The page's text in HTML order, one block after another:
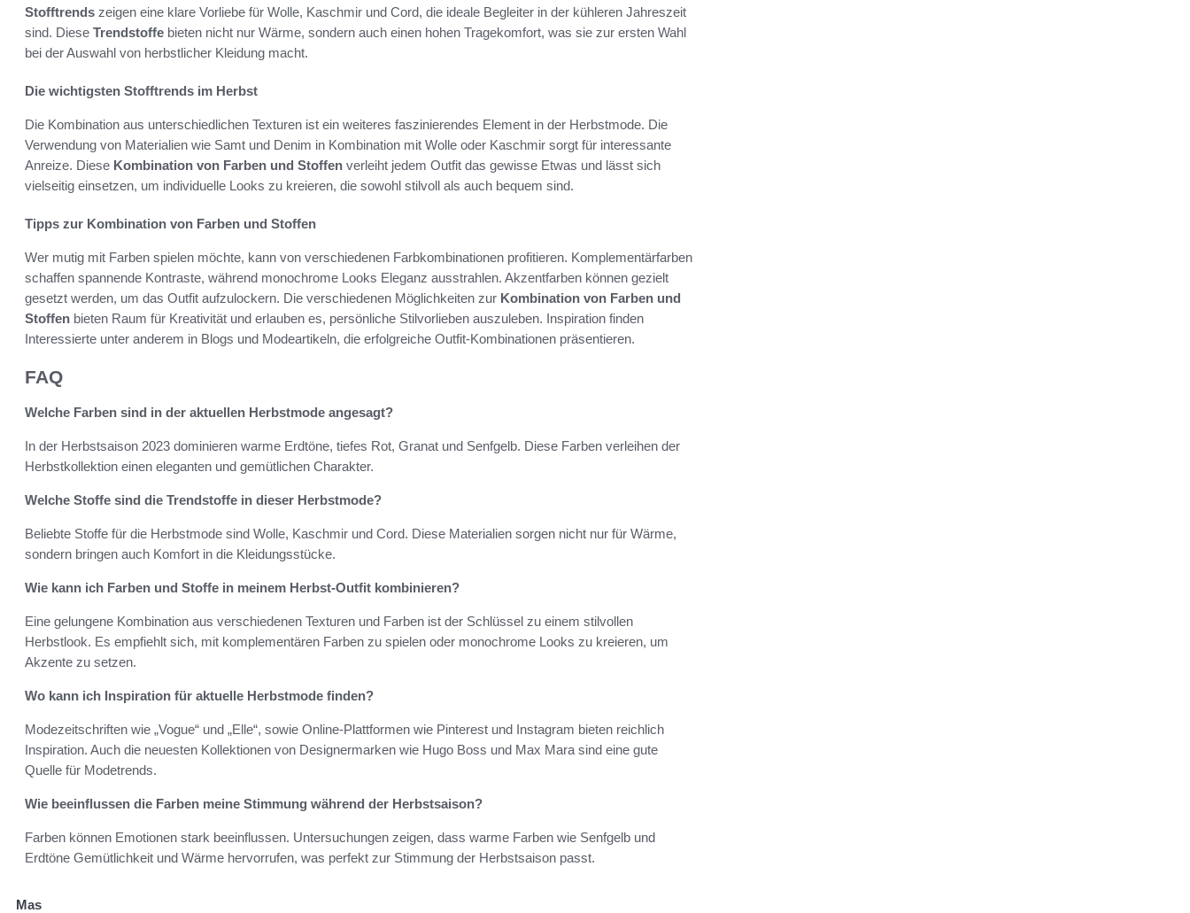
Stofftrends zeigen eine klare Vorliebe für Wolle, Kaschmir und Cord, die ideale Begleiter in der kühleren Jahreszeit
sind. Diese Trendstoffe bieten nicht nur Wärme, sondern auch einen hohen Tragekomfort, was sie zur ersten Wahl
bei der Auswahl von herbstlicher Kleidung macht.
Die wichtigsten Stofftrends im Herbst
Die Kombination aus unterschiedlichen Texturen ist ein weiteres faszinierendes Element in der Herbstmode. Die
Verwendung von Materialien wie Samt und Denim in Kombination mit Wolle oder Kaschmir sorgt für interessante
Anreize. Diese Kombination von Farben und Stoffen verleiht jedem Outfit das gewisse Etwas und lässt sich
vielseitig einsetzen, um individuelle Looks zu kreieren, die sowohl stilvoll als auch bequem sind.
Tipps zur Kombination von Farben und Stoffen
Wer mutig mit Farben spielen möchte, kann von verschiedenen Farbkombinationen profitieren. Komplementärfarben
schaffen spannende Kontraste, während monochrome Looks Eleganz ausstrahlen. Akzentfarben können gezielt
gesetzt werden, um das Outfit aufzulockern. Die verschiedenen Möglichkeiten zur Kombination von Farben und
Stoffen bieten Raum für Kreativität und erlauben es, persönliche Stilvorlieben auszuleben. Inspiration finden
Interessierte unter anderem in Blogs und Modeartikeln, die erfolgreiche Outfit-Kombinationen präsentieren.
FAQ
Welche Farben sind in der aktuellen Herbstmode angesagt?
In der Herbstsaison 2023 dominieren warme Erdtöne, tiefes Rot, Granat und Senfgelb. Diese Farben verleihen der
Herbstkollektion einen eleganten und gemütlichen Charakter.
Welche Stoffe sind die Trendstoffe in dieser Herbstmode?
Beliebte Stoffe für die Herbstmode sind Wolle, Kaschmir und Cord. Diese Materialien sorgen nicht nur für Wärme,
sondern bringen auch Komfort in die Kleidungsstücke.
Wie kann ich Farben und Stoffe in meinem Herbst-Outfit kombinieren?
Eine gelungene Kombination aus verschiedenen Texturen und Farben ist der Schlüssel zu einem stilvollen
Herbstlook. Es empfiehlt sich, mit komplementären Farben zu spielen oder monochrome Looks zu kreieren, um
Akzente zu setzen.
Wo kann ich Inspiration für aktuelle Herbstmode finden?
Modezeitschriften wie „Vogue“ und „Elle“, sowie Online-Plattformen wie Pinterest und Instagram bieten reichlich
Inspiration. Auch die neuesten Kollektionen von Designermarken wie Hugo Boss und Max Mara sind eine gute
Quelle für Modetrends.
Wie beeinflussen die Farben meine Stimmung während der Herbstsaison?
Farben können Emotionen stark beeinflussen. Untersuchungen zeigen, dass warme Farben wie Senfgelb und
Erdtöne Gemütlichkeit und Wärme hervorrufen, was perfekt zur Stimmung der Herbstsaison passt.
Mas